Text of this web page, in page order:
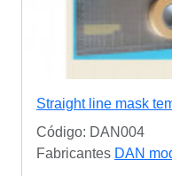
Straight line mask
Código: DAN004
Fabricantes DAN